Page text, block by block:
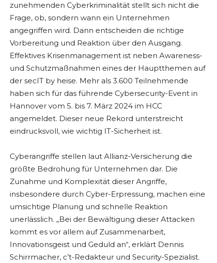
zunehmenden Cyberkriminalität stellt sich nicht die
Frage, ob, sondern wann ein Unternehmen
angegriffen wird. Dann entscheiden die richtige
Vorbereitung und Reaktion über den Ausgang.
Effektives Krisenmanagement ist neben Awareness-
und Schutzmaßnahmen eines der Hauptthemen auf
der secIT by heise. Mehr als 3.600 Teilnehmende
haben sich für das führende Cybersecurity-Event in
Hannover vom 5. bis 7. März 2024 im HCC
angemeldet. Dieser neue Rekord unterstreicht
eindrucksvoll, wie wichtig IT-Sicherheit ist.
Cyberangriffe stellen laut Allianz-Versicherung die
größte Bedrohung für Unternehmen dar. Die
Zunahme und Komplexität dieser Angriffe,
insbesondere durch Cyber-Erpressung, machen eine
umsichtige Planung und schnelle Reaktion
unerlässlich. „Bei der Bewältigung dieser Attacken
kommt es vor allem auf Zusammenarbeit,
Innovationsgeist und Geduld an“, erklärt Dennis
Schirrmacher, c’t-Redakteur und Security-Spezialist.